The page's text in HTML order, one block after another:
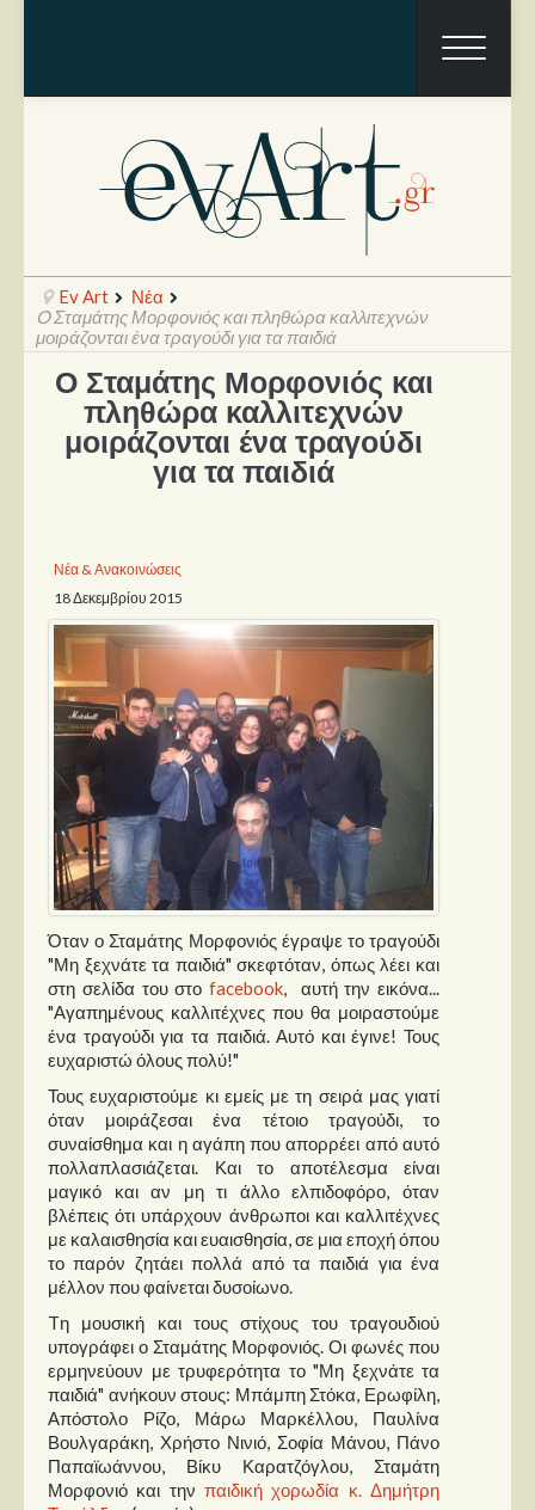
Ραπόρτο
Live & Συναυλίες
Παρουσιάσεις
Δίσκοι
Σειρές
Ταινίες
Video News
Καλλιτέχνες
Μουσικοί
Διάφοροι
Εκτός Συνόρων
Νέα
Polls
Small Talk
Blog
Ev Art
Νέα
O Σταμάτης Μορφονιός και πληθώρα καλλιτεχνών
μοιράζονται ένα τραγούδι για τα παιδιά
O Σταμάτης Μορφονιός και
πληθώρα καλλιτεχνών
μοιράζονται ένα τραγούδι
για τα παιδιά
Νέα & Ανακοινώσεις
18 Δεκεμβρίου 2015
Όταν ο Σταμάτης Μορφονιός έγραψε το τραγούδι
"Μη ξεχνάτε τα παιδιά" σκεφτόταν, όπως λέει και
στη σελίδα του στο facebook, αυτή την εικόνα...
"Αγαπημένους καλλιτέχνες που θα μοιραστούμε
ένα τραγούδι για τα παιδιά. Αυτό και έγινε! Τους
ευχαριστώ όλους πολύ!"
Τους ευχαριστούμε κι εμείς με τη σειρά μας γιατί
όταν μοιράζεσαι ένα τέτοιο τραγούδι, το
συναίσθημα και η αγάπη που απορρέει από αυτό
πολλαπλασιάζεται. Και το αποτέλεσμα είναι
μαγικό και αν μη τι άλλο ελπιδοφόρο, όταν
βλέπεις ότι υπάρχουν άνθρωποι και καλλιτέχνες
με καλαισθησία και ευαισθησία, σε μια εποχή όπου
το παρόν ζητάει πολλά από τα παιδιά για ένα
μέλλον που φαίνεται δυσοίωνο.
Tη μουσική και τους στίχους του τραγουδιού
υπογράφει ο Σταμάτης Μορφονιός. Οι φωνές που
ερμηνεύουν με τρυφερότητα το "Μη ξεχνάτε τα
παιδιά" ανήκουν στους: Μπάμπη Στόκα, Ερωφίλη,
Απόστολο Ρίζο, Μάρω Μαρκέλλου, Παυλίνα
Βουλγαράκη, Χρήστο Νινιό, Σοφία Μάνου, Πάνο
Παπαϊωάννου, Βίκυ Καρατζόγλου, Σταμάτη
Μορφονιό και την παιδική χορωδία κ. Δημήτρη